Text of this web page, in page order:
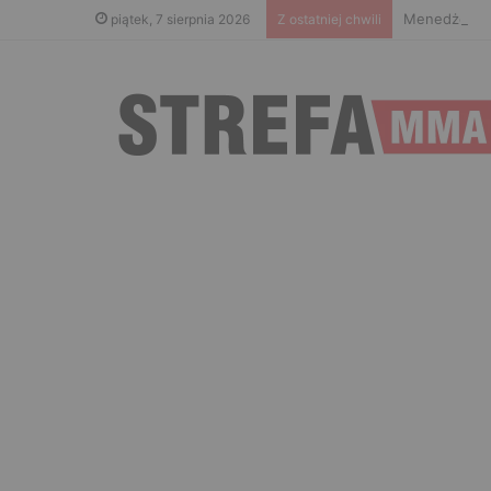
piątek, 7 sierpnia 2026 Z ostatniej chwili Menedżer